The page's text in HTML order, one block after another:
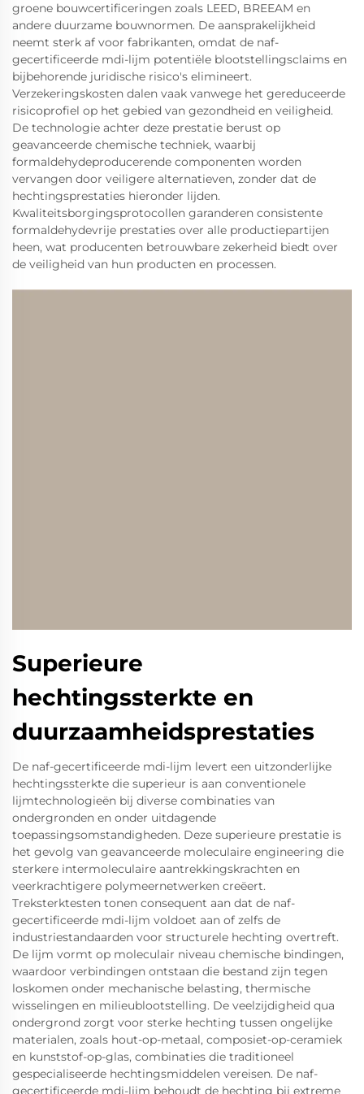
groene bouwcertificeringen zoals LEED, BREEAM en
andere duurzame bouwnormen. De aansprakelijkheid
neemt sterk af voor fabrikanten, omdat de naf-
gecertificeerde mdi-lijm potentiële blootstellingsclaims en
bijbehorende juridische risico's elimineert.
Verzekeringskosten dalen vaak vanwege het gereduceerde
risicoprofiel op het gebied van gezondheid en veiligheid.
De technologie achter deze prestatie berust op
geavanceerde chemische techniek, waarbij
formaldehydeproducerende componenten worden
vervangen door veiligere alternatieven, zonder dat de
hechtingsprestaties hieronder lijden.
Kwaliteitsborgingsprotocollen garanderen consistente
formaldehydevrije prestaties over alle productiepartijen
heen, wat producenten betrouwbare zekerheid biedt over
de veiligheid van hun producten en processen.
Superieure
hechtingssterkte en
duurzaamheidsprestaties
De naf-gecertificeerde mdi-lijm levert een uitzonderlijke
hechtingssterkte die superieur is aan conventionele
lijmtechnologieën bij diverse combinaties van
ondergronden en onder uitdagende
toepassingsomstandigheden. Deze superieure prestatie is
het gevolg van geavanceerde moleculaire engineering die
sterkere intermoleculaire aantrekkingskrachten en
veerkrachtigere polymeernetwerken creëert.
Treksterktesten tonen consequent aan dat de naf-
gecertificeerde mdi-lijm voldoet aan of zelfs de
industriestandaarden voor structurele hechting overtreft.
De lijm vormt op moleculair niveau chemische bindingen,
waardoor verbindingen ontstaan die bestand zijn tegen
loskomen onder mechanische belasting, thermische
wisselingen en milieublootstelling. De veelzijdigheid qua
ondergrond zorgt voor sterke hechting tussen ongelijke
materialen, zoals hout-op-metaal, composiet-op-ceramiek
en kunststof-op-glas, combinaties die traditioneel
gespecialiseerde hechtingsmiddelen vereisen. De naf-
gecertificeerde mdi-lijm behoudt de hechting bij extreme